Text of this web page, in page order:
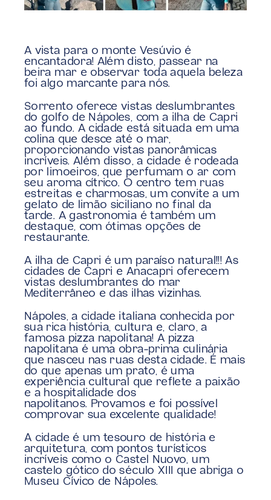
A vista para o monte Vesúvio é
encantadora! Além disto, passear na
beira mar e observar toda aquela beleza
foi algo marcante para nós.
Sorrento oferece vistas deslumbrantes
do golfo de Nápoles, com a ilha de Capri
ao fundo. A cidade está situada em uma
colina que desce até o mar,
proporcionando vistas panorâmicas
incríveis. Além disso, a cidade é rodeada
por limoeiros, que perfumam o ar com
seu aroma cítrico. O centro tem ruas
estreitas e charmosas, um convite a um
gelato de limão siciliano no final da
tarde. A gastronomia é também um
destaque, com ótimas opções de
restaurante.
A ilha de Capri é um paraíso natural!!! As
cidades de Capri e Anacapri oferecem
vistas deslumbrantes do mar
Mediterrâneo e das ilhas vizinhas.
Nápoles, a cidade italiana conhecida por
sua rica história, cultura e, claro, a
famosa pizza napolitana! A pizza
napolitana é uma obra-prima culinária
que nasceu nas ruas desta cidade. É mais
do que apenas um prato, é uma
experiência cultural que reflete a paixão
e a hospitalidade dos
napolitanos. Provamos e foi possível
comprovar sua excelente qualidade!
A cidade é um tesouro de história e
arquitetura, com pontos turísticos
incríveis como o Castel Nuovo, um
castelo gótico do século XIII que abriga o
Museu Cívico de Nápoles.